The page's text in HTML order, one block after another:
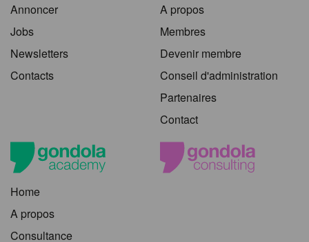
Annoncer
Jobs
Newsletters
Contacts
A propos
Membres
Devenir membre
Conseil d'administration
Partenaires
Contact
Home
A propos
Consultance